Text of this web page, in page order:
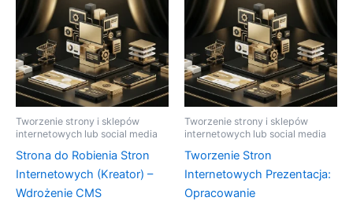
Tworzenie strony i sklepów
internetowych lub social media
Strona do Robienia Stron
Internetowych (Kreator) –
Wdrożenie CMS
Tworzenie strony i sklepów
internetowych lub social media
Tworzenie Stron
Internetowych Prezentacja:
Opracowanie